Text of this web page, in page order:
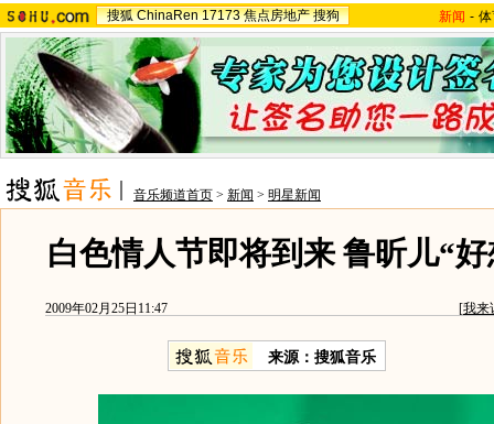
搜狐 ChinaRen 17173 焦点房地产 搜狗 新闻 -
音乐频道首页 > 新闻 > 明星新闻
白色情人节即将到来 鲁昕儿“
2009年02月25日11:47 [我来
来源：搜狐音乐